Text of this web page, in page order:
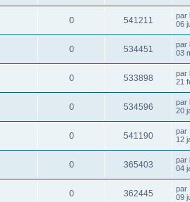
0 541211 par
06
0 534451 par
03
0 533898 par
21
0 534596 par
20
0 541190 par
12
0 365403 par
04
0 362445 par
09